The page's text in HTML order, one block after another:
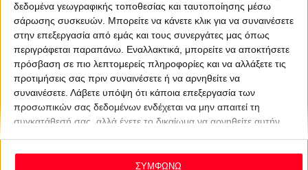
δεδομένα γεωγραφικής τοποθεσίας και ταυτοποίησης μέσω
σάρωσης συσκευών. Μπορείτε να κάνετε κλικ για να συναινέσετε
στην επεξεργασία από εμάς και τους συνεργάτες μας όπως
περιγράφεται παραπάνω. Εναλλακτικά, μπορείτε να αποκτήσετε
πρόσβαση σε πιο λεπτομερείς πληροφορίες και να αλλάξετε τις
προτιμήσεις σας πριν συναινέσετε ή να αρνηθείτε να
συναινέσετε. Λάβετε υπόψη ότι κάποια επεξεργασία των
προσωπικών σας δεδομένων ενδέχεται να μην απαιτεί τη
συγκατάθεσή σας, αλλά έχετε το δικαίωμα να αρνηθείτε αυτήν
ανακαλέσετε τη συγκατάθεσή σας ανά πάσα στιγμή
ΣΥΜΦΩΝΩ